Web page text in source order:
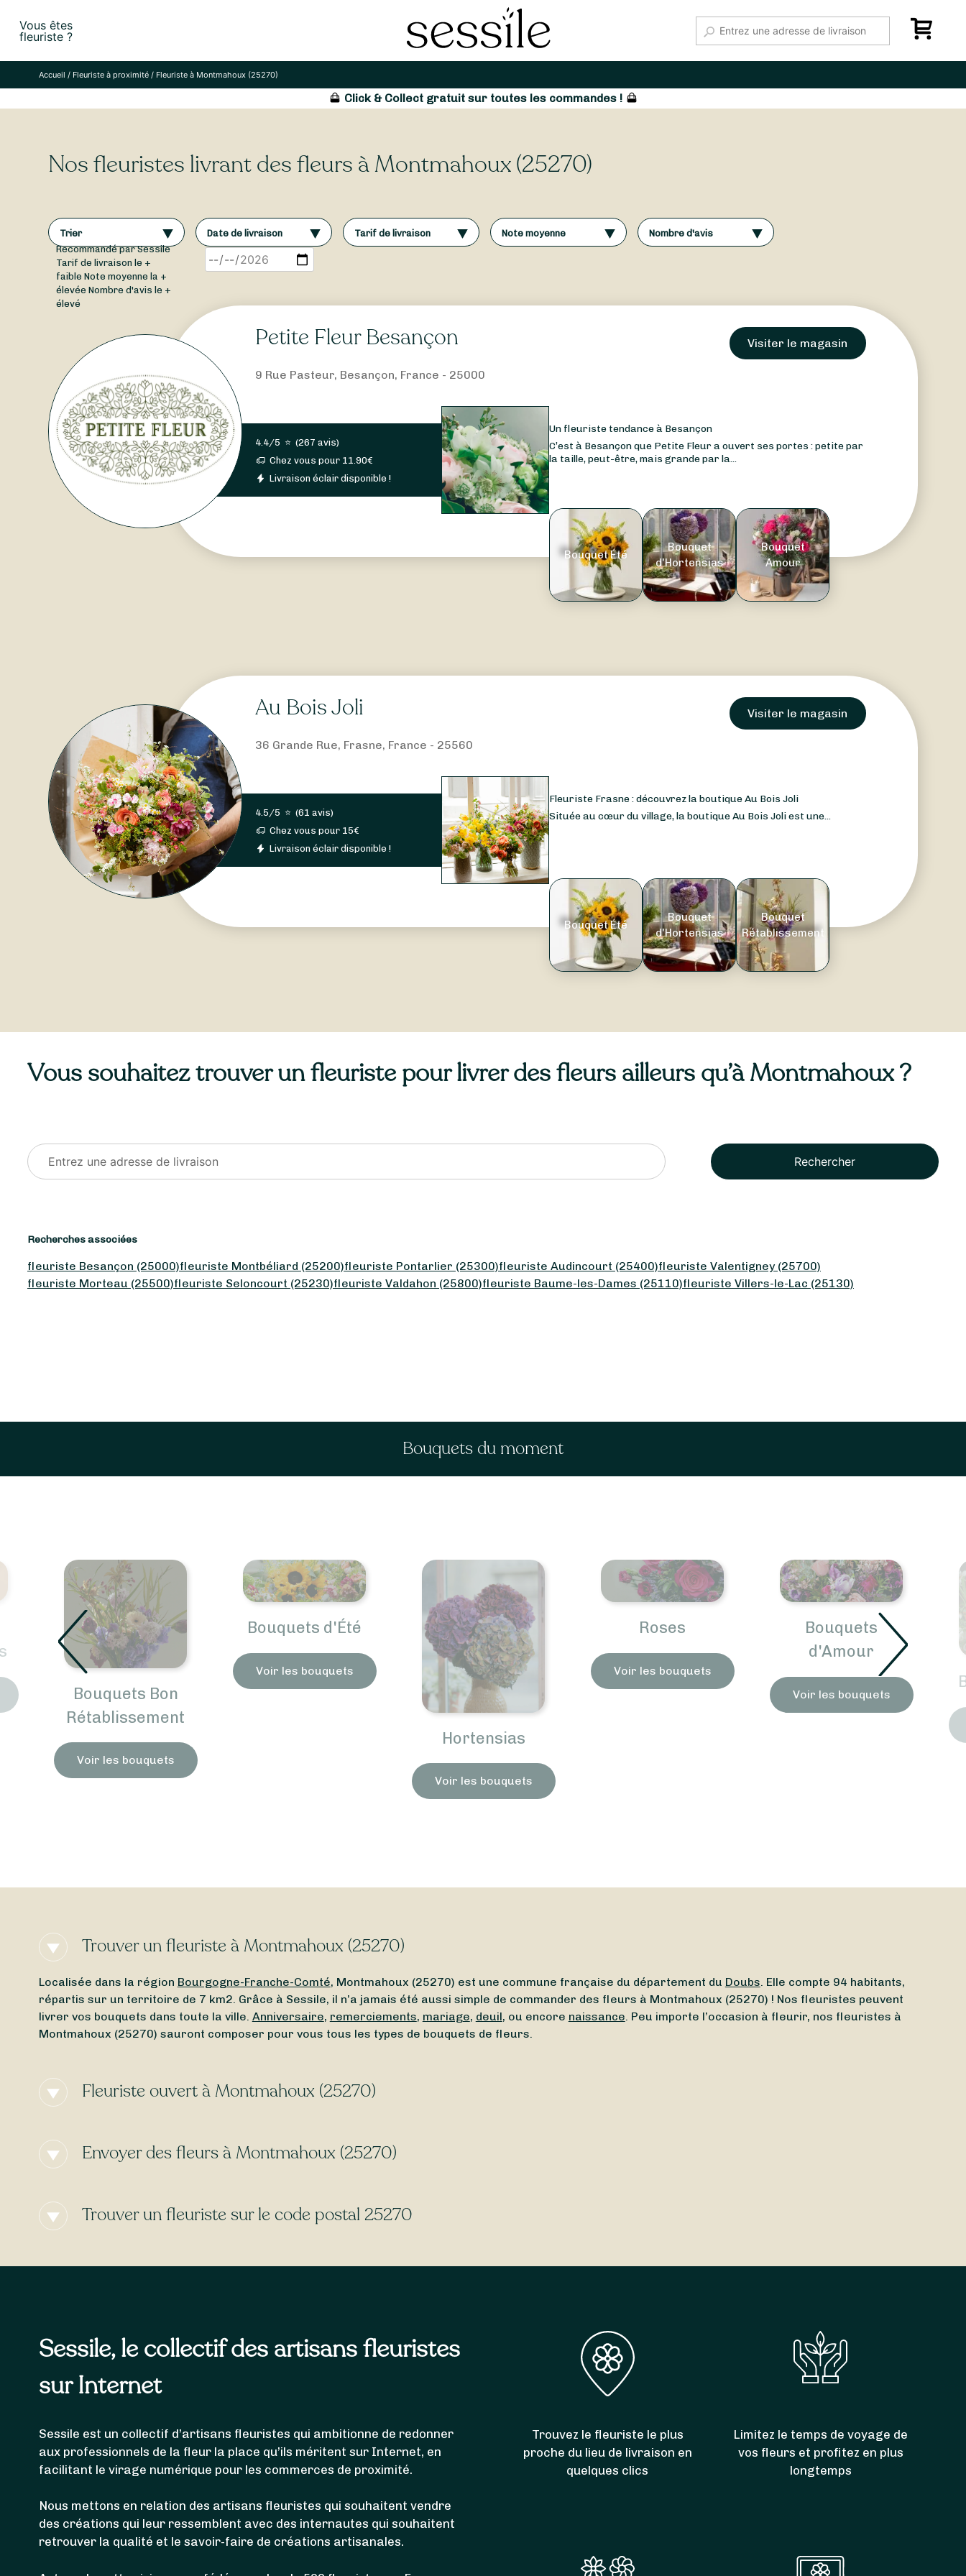
content
Vous êtes
fleuriste ?
Accueil / Fleuriste à proximité/ Fleuriste à Montmahoux (25270)
Click & Collect gratuit sur toutes les commandes !
Nos fleuristes livrant des fleurs à Montmahoux (25270)
Trier
Recommandé par Sessile
Tarif de livraison le +
faible Note moyenne la +
élevée Nombre d'avis le +
élevé
Date de livraison Tarif de livraison Note moyenne Nombre d'avis
Petite Fleur Besançon Visiter le magasin
9 Rue Pasteur, Besançon, France - 25000
4.4/5 ⭐ (267 avis)
Chez vous pour 11.90€
Livraison éclair disponible !
Un fleuriste tendance à Besançon
C’est à Besançon que Petite Fleur a ouvert ses portes : petite par
la taille, peut-être, mais grande par la...
Bouquet Été
Bouquet
d'Hortensias
Bouquet
Amour
Au Bois Joli Visiter le magasin
36 Grande Rue, Frasne, France - 25560
4.5/5 ⭐ (61 avis)
Chez vous pour 15€
Livraison éclair disponible !
Fleuriste Frasne : découvrez la boutique Au Bois Joli
Située au cœur du village, la boutique Au Bois Joli est une...
Bouquet Été
Bouquet
d'Hortensias
Bouquet
Rétablissement
Vous souhaitez trouver un fleuriste pour livrer des fleurs ailleurs qu’à Montmahoux ?
Rechercher
Recherches associées
fleuriste Besançon (25000)fleuriste Montbéliard (25200)fleuriste Pontarlier (25300)fleuriste Audincourt (25400)fleuriste Valentigney (25700)
fleuriste Morteau (25500)fleuriste Seloncourt (25230)fleuriste Valdahon (25800)fleuriste Baume-les-Dames (25110)fleuriste Villers-le-Lac (25130)
Bouquets du moment
Bouquets Bon
Rétablissement
Voir les bouquets
Bouquets d'Été
Voir les bouquets
Hortensias
Voir les bouquets
Roses
Voir les bouquets
Bouquets
d'Amour
Voir les bouquets
Trouver un fleuriste à Montmahoux (25270)
Localisée dans la région Bourgogne-Franche-Comté, Montmahoux (25270) est une commune française du département du Doubs . Elle compte 94 habitants,
répartis sur un territoire de 7 km2. Grâce à Sessile, il n’a jamais été aussi simple de commander des fleurs à Montmahoux (25270) ! Nos fleuristes peuvent
livrer vos bouquets dans toute la ville. Anniversaire, remerciements, mariage, deuil, ou encore naissance . Peu importe l’occasion à fleurir, nos fleuristes à
Montmahoux (25270) sauront composer pour vous tous les types de bouquets de fleurs.
Fleuriste ouvert à Montmahoux (25270)
que soit le jour de la semaine, Sessile vous permet de trouver facilement un fleuriste ouvert autour de vous. Que vous ayez besoin d’un
ou d’un fleuriste ouvert le dimanche , laissez-vous guider.
Envoyer des fleurs à Montmahoux (25270)
aujourd’hui
, selon l’heure de votre commande. Avec Sessile, trouvez des fleuristes
livraison peut être gratuiteselon les cas !
Trouver un fleuriste sur le code postal 25270
livrer votre bouquet de fleurs àLevier,Chapelle-d’Huin,Septfontaines,Villers-sous-Chalamont,Villeneuve-d’Amont,Arc-sous-Montenot,Crouzet-Migette,
Sessile, le collectif des artisans fleuristes
sur Internet
Sessile est un collectif d’artisans fleuristes qui ambitionne de redonner
aux professionnels de la fleur la place qu’ils méritent sur Internet, en
facilitant le virage numérique pour les commerces de proximité.
Nous mettons en relation des artisans fleuristes qui souhaitent vendre
des créations qui leur ressemblent avec des internautes qui souhaitent
retrouver la qualité et le savoir-faire de créations artisanales.
Trouvez le fleuriste le plus
proche du lieu de livraison en
quelques clics
Limitez le temps de voyage de
vos fleurs et profitez en plus
longtemps